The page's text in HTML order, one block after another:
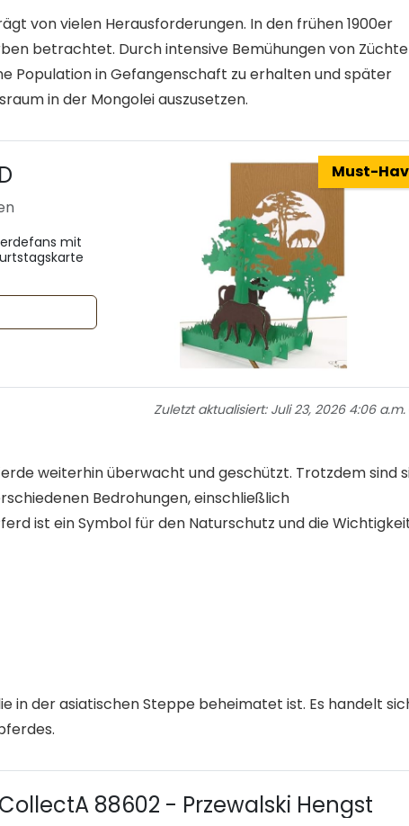
von vielen Herausforderungen. In den frühen 1900er
betrachtet. Durch intensive Bemühungen von
Population in Gefangenschaft zu erhalten und später
in der Mongolei auszusetzen.
Must-
mit
Zuletzt aktualisiert: Juli 23, 2026 4:06 a.m.
weiterhin überwacht und geschützt. Trotzdem sind
Bedrohungen, einschließlich
ist ein Symbol für den Naturschutz und die
in der asiatischen Steppe beheimatet ist. Es handelt
CollectA 88602 - Przewalski Hengst